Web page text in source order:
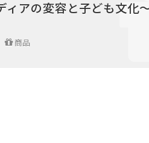
ィアの変容と子ども文化
商品